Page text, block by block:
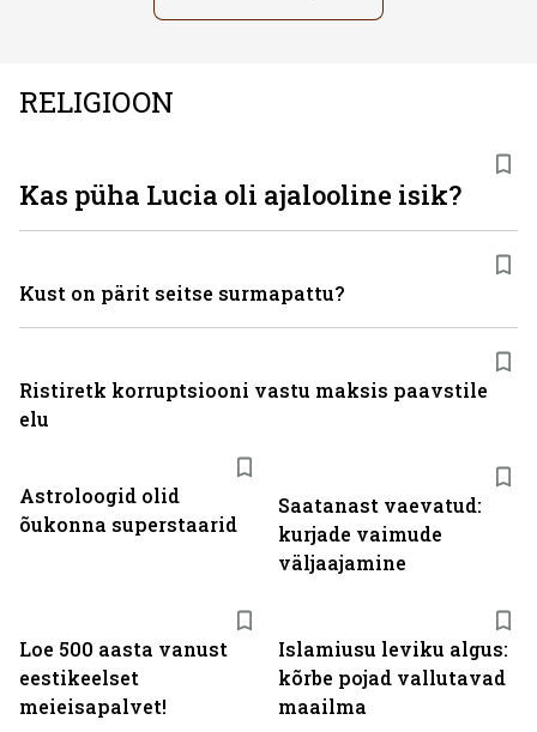
RELIGIOON
Astroloogid olid
õukonna superstaarid
Saatanast vaevatud:
kurjade vaimude
väljaajamine
Loe 500 aasta vanust
eestikeelset
meieisapalvet!
Islamiusu leviku algus:
kõrbe pojad vallutavad
maailma
Kas püha Lucia oli ajalooline isik?
Kust on pärit seitse surmapattu?
Ristiretk korruptsiooni vastu maksis paavstile
elu